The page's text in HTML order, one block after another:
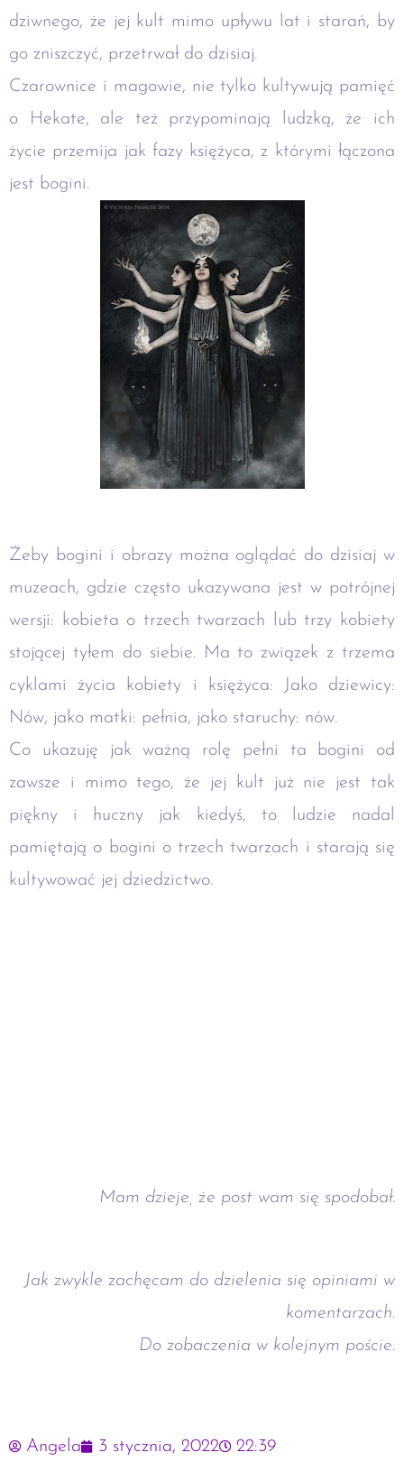
dziwnego, że jej kult mimo upływu lat i starań, by
go zniszczyć, przetrwał do dzisiaj.
Czarownice i magowie, nie tylko kultywują pamięć
o Hekate, ale też przypominają ludzką, że ich
życie przemija jak fazy księżyca, z którymi łączona
jest bogini.
Żeby bogini i obrazy można oglądać do dzisiaj w
muzeach, gdzie często ukazywana jest w potrójnej
wersji: kobieta o trzech twarzach lub trzy kobiety
stojącej tyłem do siebie. Ma to związek z trzema
cyklami życia kobiety i księżyca: Jako dziewicy:
Nów, jako matki: pełnia, jako staruchy: nów.
Co ukazuję jak ważną rolę pełni ta bogini od
zawsze i mimo tego, że jej kult już nie jest tak
piękny i huczny jak kiedyś, to ludzie nadal
pamiętają o bogini o trzech twarzach i starają się
kultywować jej dziedzictwo.
Mam dzieje, że post wam się spodobał.
Jak zwykle zachęcam do dzielenia się opiniami w
komentarzach.
Do zobaczenia w kolejnym poście.
Angela 3 stycznia, 2022 22:39